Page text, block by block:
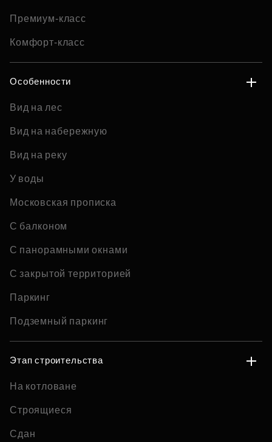
Премиум-класс
Комфорт-класс
Особенности
Вид на лес
Вид на набережную
Вид на реку
У воды
Московская прописка
С балконом
С панорамными окнами
С закрытой территорией
Паркинг
Подземный паркинг
Этап строительства
На котловане
Строящиеся
Сдан